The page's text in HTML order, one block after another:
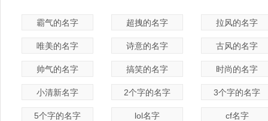
霸气的名字 超拽的名字 拉风的名字
唯美的名字 诗意的名字 古风的名字
帅气的名字 搞笑的名字 时尚的名字
小清新名字 2个字的名字 3个字的名字
5个字的名字 lol名字 cf名字